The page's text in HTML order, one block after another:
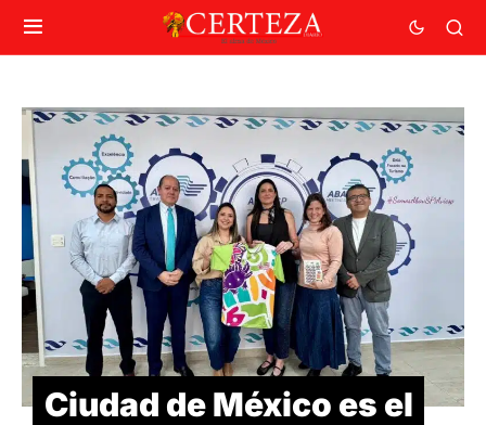
Ciudad de México es el